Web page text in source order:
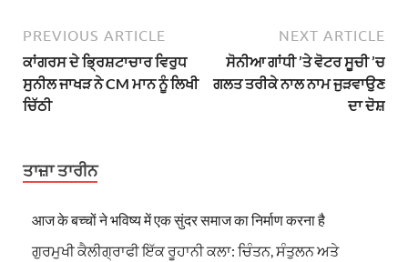
PREVIOUS ARTICLE
ਕਾਂਗਰਸ ਦੇ ਭ੍ਰਿਸ਼ਟਾਚਾਰ ਵਿਰੁਧ
ਸੁਨੀਲ ਜਾਖੜ ਨੇ CM ਮਾਨ ਨੂੰ ਲਿਖੀ
ਚਿੱਠੀ
NEXT ARTICLE
ਸੋਨੀਆ ਗਾਂਧੀ ’ਤੇ ਵੋਟਰ ਸੂਚੀ ’ਚ
ਗਲਤ ਤਰੀਕੇ ਨਾਲ ਨਾਮ ਜੁੜਵਾਉਣ
ਦਾ ਦੋਸ਼
ਤਾਜ਼ਾ ਤਾਰੀਨ
आज के बच्चों ने भविष्य में एक सुंदर समाज का निर्माण करना है
ਗੁਰਮੁਖੀ ਕੈਲੀਗ੍ਰਾਫੀ ਇੱਕ ਰੂਹਾਨੀ ਕਲਾ: ਚਿੰਤਨ, ਸੰਤੁਲਨ ਅਤੇ